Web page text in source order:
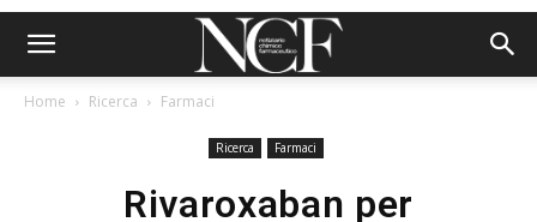
Home Ricerca Farmaci
Ricerca Farmaci
Rivaroxaban per